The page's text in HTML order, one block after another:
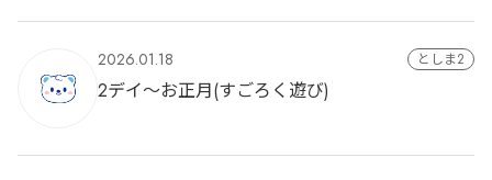
2026.01.18 としま2
2デイ～お正月(すごろく遊び)